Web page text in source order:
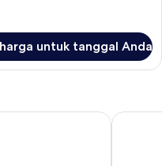
untuk tanggal Anda